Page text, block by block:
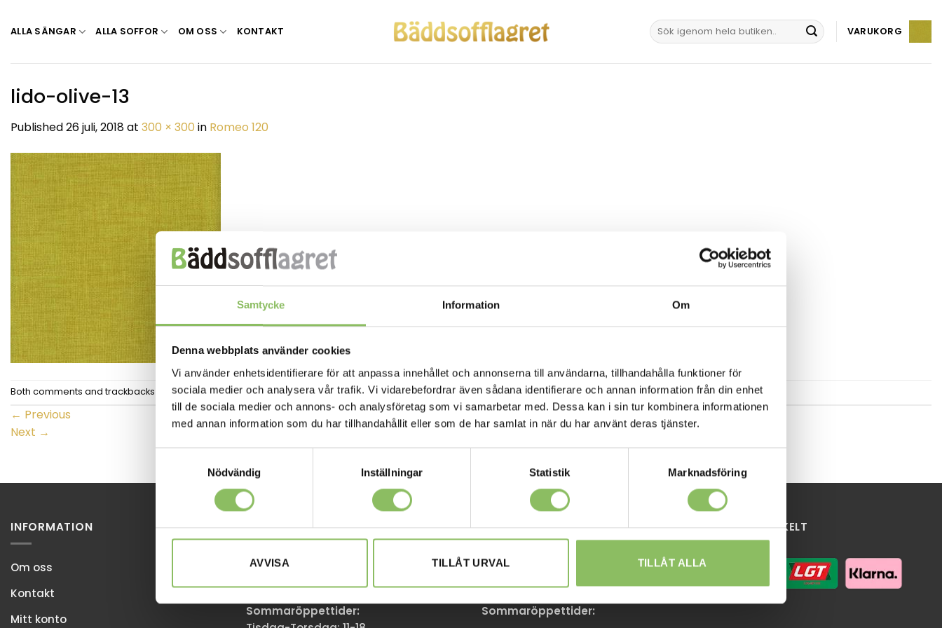
Samtycke Information Om
Denna webbplats använder cookies
Vi använder enhetsidentifierare för att anpassa innehållet och annonserna till användarna, tillhandahålla funktioner för
sociala medier och analysera vår trafik. Vi vidarebefordrar även sådana identifierare och annan information från din enhet
till de sociala medier och annons- och analysföretag som vi samarbetar med. Dessa kan i sin tur kombinera informationen
med annan information som du har tillhandahållit eller som de har samlat in när du har använt deras tjänster.
Nödvändig
Inställningar Statistik Marknadsföring
AVVISA TILLÅT URVAL TILLÅT ALLA
ALLA SÄNGAR ALLA SOFFOR OM OSS KONTAKT
Sök
efter:
VARUKORG
lido-olive-13
Published26 juli, 2018at 300 × 300 in Romeo 120
Both comments and trackbacks are currently closed.
← Previous
Next →
INFORMATION
Om oss
Kontakt
Mitt konto
STOCKHOLM
Ulvsundavägen 174,
Sommaröppettider:
GÖTEBORG
Stora Åvägen 17,
Sommaröppettider:
HANDLA ENKELT